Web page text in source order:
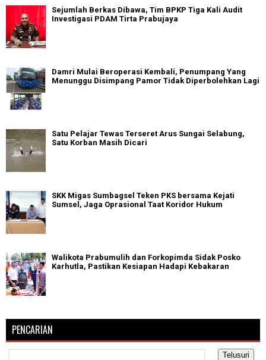
Sejumlah Berkas Dibawa, Tim BPKP Tiga Kali Audit
Investigasi PDAM Tirta Prabujaya
Damri Mulai Beroperasi Kembali, Penumpang Yang
Menunggu Disimpang Pamor Tidak Diperbolehkan Lagi
Satu Pelajar Tewas Terseret Arus Sungai Selabung,
Satu Korban Masih Dicari
SKK Migas Sumbagsel Teken PKS bersama Kejati
Sumsel, Jaga Oprasional Taat Koridor Hukum
Walikota Prabumulih dan Forkopimda Sidak Posko
Karhutla, Pastikan Kesiapan Hadapi Kebakaran
PENCARIAN